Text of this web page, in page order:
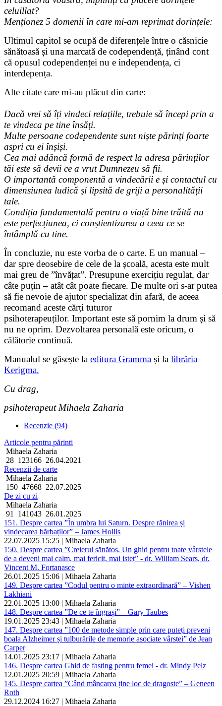
celuillat?
Menționez 5 domenii în care mi-am reprimat dorințele:
Ultimul capitol se ocupă de diferențele între o căsnicie
sănătoasă și una marcată de codependență, ținând cont
că opusul codependenței nu e independența, ci
interdepența.
Alte citate care mi-au plăcut din carte:
Dacă vrei să îți vindeci relațiile, trebuie să începi prin a
te vindeca pe tine însăți.
Multe persoane codependente sunt niște părinți foarte
aspri cu ei înșiși.
Cea mai adâncă formă de respect la adresa părinților
tăi este să devii ce a vrut Dumnezeu să fii.
O importantă componentă a vindecării e și contactul cu
dimensiunea ludică și lipsită de griji a personalității
tale.
Condiția fundamentală pentru o viață bine trăită nu
este perfecțiunea, ci conștientizarea a ceea ce se
întâmplă cu tine.
În concluzie, nu este vorba de o carte. E un manual –
dar spre deosebire de cele de la școală, acesta este mult
mai greu de ”învățat”. Presupune exercițiu regulat, dar
câte puțin – atât cât poate fiecare. De multe ori s-ar putea
să fie nevoie de ajutor specializat din afară, de aceea
recomand aceste cărți tuturor
psihoterapeuților. Important este să pornim la drum și să
nu ne oprim. Dezvoltarea personală este oricum, o
călătorie continuă.
Manualul se găsește la editura Gramma și la librăria
Kerigma.
Cu drag,
psihoterapeut Mihaela Zaharia
Recenzie (94)
Articole pentru părinti
Mihaela Zaharia
28 123166 26.04.2021
Recenzii de carte
Mihaela Zaharia
150 47668 22.07.2025
De zi cu zi
Mihaela Zaharia
91
141043 26.01.2025
151. Despre cartea ”În umbra lui Saturn. Despre rănirea și
vindecarea bărbaților” – James Hollis
22.07.2025 15:25 | Mihaela Zaharia
150. Despre cartea ”Creierul sănătos. Un ghid pentru toate vârstele
de a deveni mai calm, mai fericit, mai isteț” - dr. William Sears, dr.
Vincent M. Fortanasce
26.01.2025 15:06 | Mihaela Zaharia
149. Despre cartea ”Codul pentru o minte extraordinară” – Vishen
Lakhiani
22.01.2025 13:00 | Mihaela Zaharia
148. Despre cartea ”De ce te îngrași” – Gary Taubes
19.01.2025 23:43 | Mihaela Zaharia
147. Despre cartea ”100 de metode simple prin care puteți preveni
boala Alzheimer și tulburările de memorie asociate vârstei” de Jean
Carper
14.01.2025 23:17 | Mihaela Zaharia
146. Despre cartea Ghid de fasting pentru femei - dr. Mindy Pelz
12.01.2025 20:59 | Mihaela Zaharia
145. Despre cartea ”Când mâncarea ține loc de dragoste” – Geneen
Roth
29.12.2024 16:27 | Mihaela Zaharia